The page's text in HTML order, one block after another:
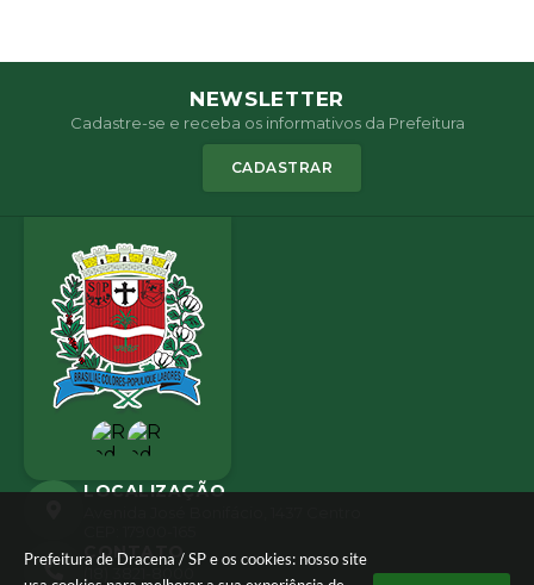
Prefeitura de Dracena / SP e os cookies: nosso site
NEWSLETTER
Cadastre-se e receba os informativos da Prefeitura
CADASTRAR
LOCALIZAÇÃO
CONTATO